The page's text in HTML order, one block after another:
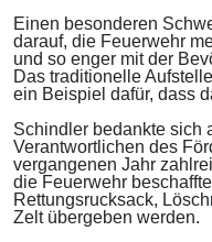
Einen besonderen
darauf, die Feuerwehr
und so enger mit der
Das traditionelle
ein Beispiel dafür, dass
Schindler bedankte sich
Verantwortlichen des
vergangenen Jahr
die Feuerwehr
Rettungsrucksack,
Zelt übergeben werden.